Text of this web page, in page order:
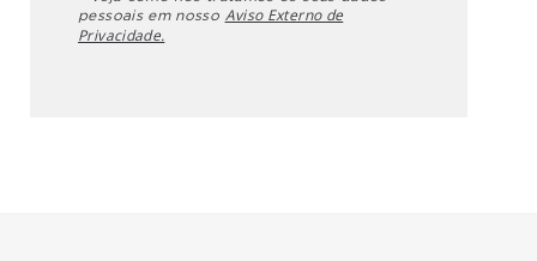
pessoais em nosso Aviso Externo de
Privacidade.